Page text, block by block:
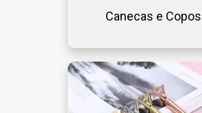
Canecas e Copos